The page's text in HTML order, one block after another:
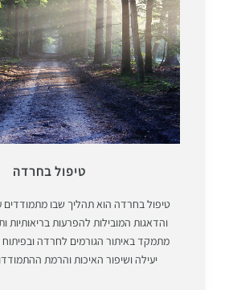
טיפול בחרדה
טיפול בחרדה הוא תהליך שבו
והדאגות המובילות להפרעות בריאותיות
מתמקד באיתור הגורמים לחרדה
יעילה ושיפור האיכות והרמת